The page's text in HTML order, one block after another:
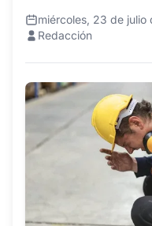
miércoles, 23 de julio
Redacción